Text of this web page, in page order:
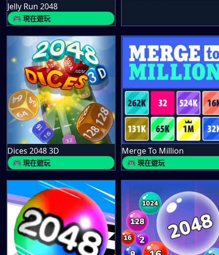
Jelly Run 2048
🎮 現在遊玩
Dices 2048 3D
🎮 現在遊玩
Merge To Million
🎮 現在遊玩